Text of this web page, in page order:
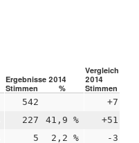
Ergebnisse 2014
Vergleich
2014
Stimmen % Stimmen
542 +7
227 41,9 % +51
5 2,2 % -3